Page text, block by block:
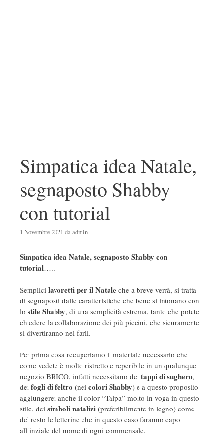
Simpatica idea Natale,
segnaposto Shabby
con tutorial
1 Novembre 2021 daadmin
Simpatica idea Natale, segnaposto Shabby con
tutorial…..
Semplici lavoretti per il Natale che a breve verrà, si tratta
di segnaposti dalle caratteristiche che bene si intonano con
lo stile Shabby, di una semplicità estrema, tanto che potete
chiedere la collaborazione dei più piccini, che sicuramente
si divertiranno nel farli.
Per prima cosa recuperiamo il materiale necessario che
come vedete è molto ristretto e reperibile in un qualunque
negozio BRICO, infatti necessitano dei tappi di sughero,
dei fogli di feltro (nei colori Shabby) e a questo proposito
aggiungerei anche il color “Talpa” molto in voga in questo
stile, dei simboli natalizi (preferibilmente in legno) come
del resto le letterine che in questo caso faranno capo
all’inziale del nome di ogni commensale.